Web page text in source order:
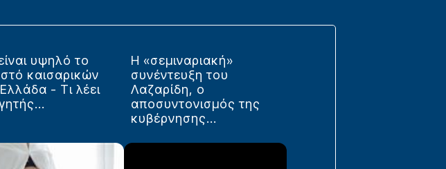
είναι υψηλό το
καισαρικών
- Τι λέει
Η «σεμιναριακή»
συνέντευξη του
Λαζαρίδη, ο
αποσυντονισμός της
κυβέρνησης...